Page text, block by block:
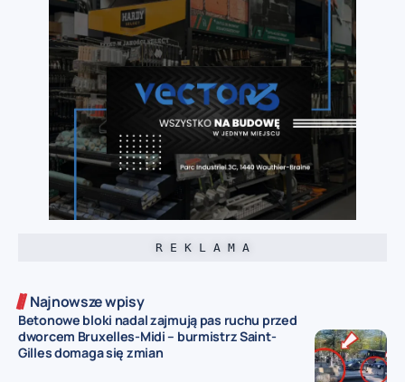
R E K L A M A
Najnowsze wpisy
Betonowe bloki nadal zajmują pas ruchu przed
dworcem Bruxelles-Midi – burmistrz Saint-
Gilles domaga się zmian